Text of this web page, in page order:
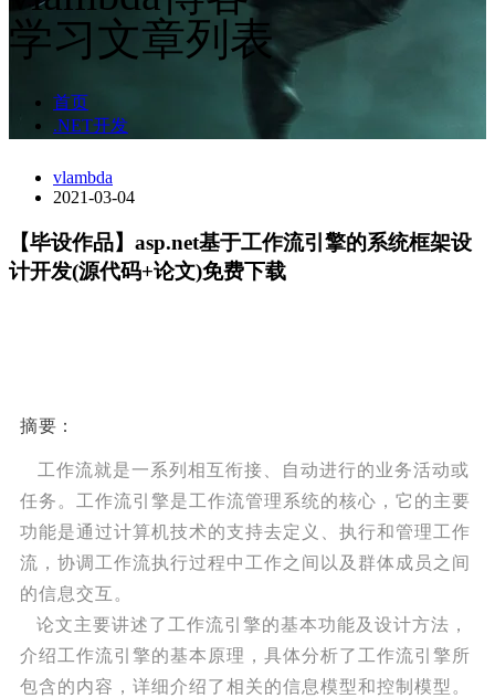
学习文章列表
首页
.NET开发
vlambda
2021-03-04
【毕设作品】asp.net基于工作流引擎的系统框架设
计开发(源代码+论文)免费下载
摘要 ：
工作流就是一系列相互衔接、自动进行的业务活动或
任务。工作流引擎是工作流管理系统的核心，它的主要
功能是通过计算机技术的支持去定义、执行和管理工作
流，协调工作流执行过程中工作之间以及群体成员之间
的信息交互。
论文主要讲述了工作流引擎的基本功能及设计方法，
介绍工作流引擎的基本原理，具体分析了工作流引擎所
包含的内容，详细介绍了相关的信息模型和控制模型。